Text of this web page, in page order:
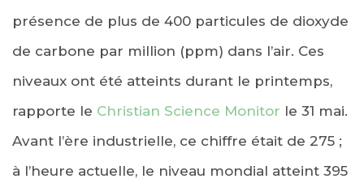
présence de plus de 400 particules de dioxyde
de carbone par million (ppm) dans l’air. Ces
niveaux ont été atteints durant le printemps,
rapporte le Christian Science Monitor le 31 mai.
Avant l’ère industrielle, ce chiffre était de 275 ;
à l’heure actuelle, le niveau mondial atteint 395